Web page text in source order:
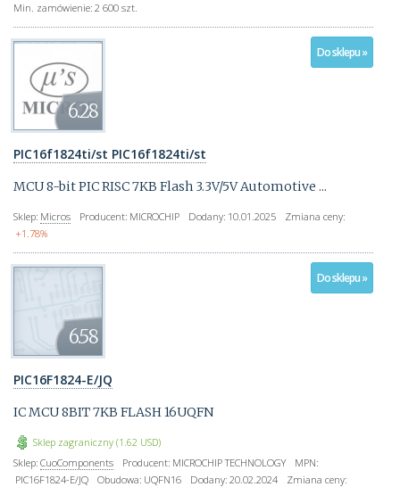
Min. zamówienie: 2 600 szt.
6.28
Do sklepu »
PIC16f1824ti/st PIC16f1824ti/st
MCU 8-bit PIC RISC 7KB Flash 3.3V/5V Automotive ...
Sklep: Micros Producent: MICROCHIP Dodany: 10.01.2025
Zmiana ceny:
+1.78%
6.58
Do sklepu »
PIC16F1824-E/JQ
IC MCU 8BIT 7KB FLASH 16UQFN
Sklep zagraniczny (1.62 USD)
Sklep: CuoComponents Producent: MICROCHIP TECHNOLOGY
MPN:
PIC16F1824-E/JQ
Obudowa: UQFN16 Dodany: 20.02.2024
Zmiana ceny: